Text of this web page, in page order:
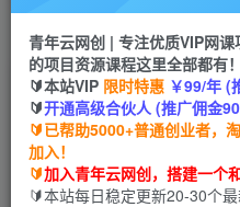
首页 创业课程 会员专属 正文
（6516期）GPT 大模
大模型部署使用 AIGC
青年云网创
2年前发布
青年云网创 | 专注优质VIP网
的项目资源课程这里全部都有！
🔰本站VIP 限时特惠 ￥99/年 (
🔰开通高级合伙人 (推广佣金
🔰已帮助5000+普通创业者，
加入！
🔰加入青年云网创，搭建一个
🔰本站每日稳定更新20-30个